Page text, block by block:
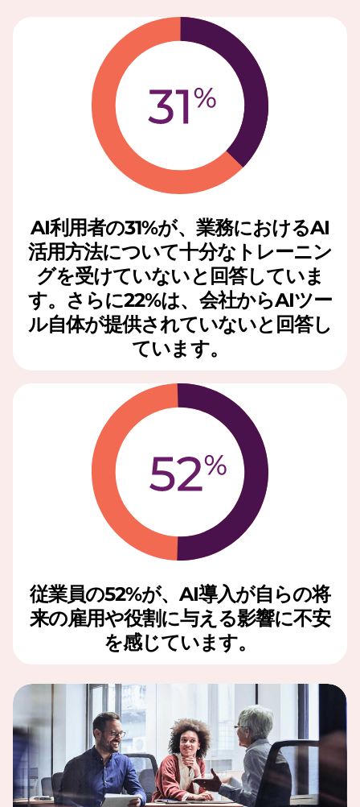
AI利用者の31%が、業務におけるAI
活用方法について十分なトレーニン
グを受けていないと回答していま
す。さらに22%は、会社からAIツー
ル自体が提供されていないと回答し
ています。
従業員の52%が、AI導入が自らの将
来の雇用や役割に与える影響に不安
を感じています。